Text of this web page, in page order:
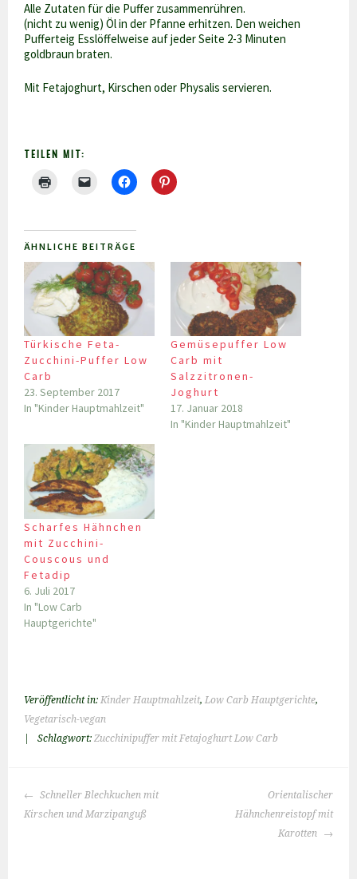
Alle Zutaten für die Puffer zusammenrühren.
(nicht zu wenig) Öl in der Pfanne erhitzen. Den weichen
Pufferteig Esslöffelweise auf jeder Seite 2-3 Minuten
goldbraun braten.
Mit Fetajoghurt, Kirschen oder Physalis servieren.
TEILEN MIT:
ÄHNLICHE BEITRÄGE
Türkische Feta-
Zucchini-Puffer Low
Carb
23. September 2017
In "Kinder Hauptmahlzeit"
Gemüsepuffer Low
Carb mit
Salzzitronen-
Joghurt
17. Januar 2018
In "Kinder Hauptmahlzeit"
Scharfes Hähnchen
mit Zucchini-
Couscous und
Fetadip
6. Juli 2017
In "Low Carb
Hauptgerichte"
Veröffentlicht in:Kinder Hauptmahlzeit,Low Carb Hauptgerichte,
Vegetarisch-vegan
Schlagwort:Zucchinipuffer mit Fetajoghurt Low Carb
BEITRAGS-
NAVIGATION
Schneller Blechkuchen mit
Kirschen und Marzipanguß
Orientalischer
Hähnchenreistopf mit
Karotten